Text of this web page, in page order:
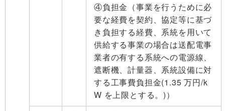
④負担金（事業を行うために必
要な経費を契約、協定等に基づ
き負担する経費、系統を用いて
供給する事業の場合は送配電事
業者の有する系統への電源線、
遮断機、計量器、系統設備に対
する工事費負担金(1.35 万円/k
W を上限とする。)）